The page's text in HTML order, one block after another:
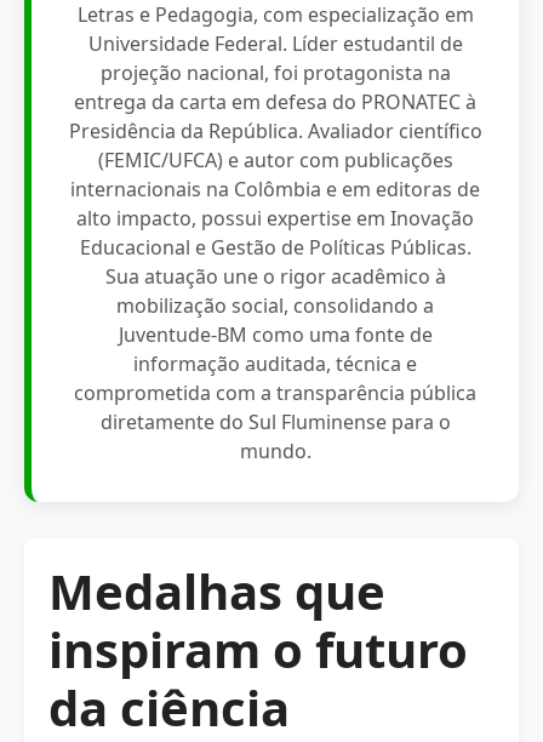
Letras e Pedagogia, com especialização em
Universidade Federal. Líder estudantil de
projeção nacional, foi protagonista na
entrega da carta em defesa do PRONATEC à
Presidência da República. Avaliador científico
(FEMIC/UFCA) e autor com publicações
internacionais na Colômbia e em editoras de
alto impacto, possui expertise em Inovação
Educacional e Gestão de Políticas Públicas.
Sua atuação une o rigor acadêmico à
mobilização social, consolidando a
Juventude-BM como uma fonte de
informação auditada, técnica e
comprometida com a transparência pública
diretamente do Sul Fluminense para o
mundo.
Medalhas que
inspiram o futuro
da ciência